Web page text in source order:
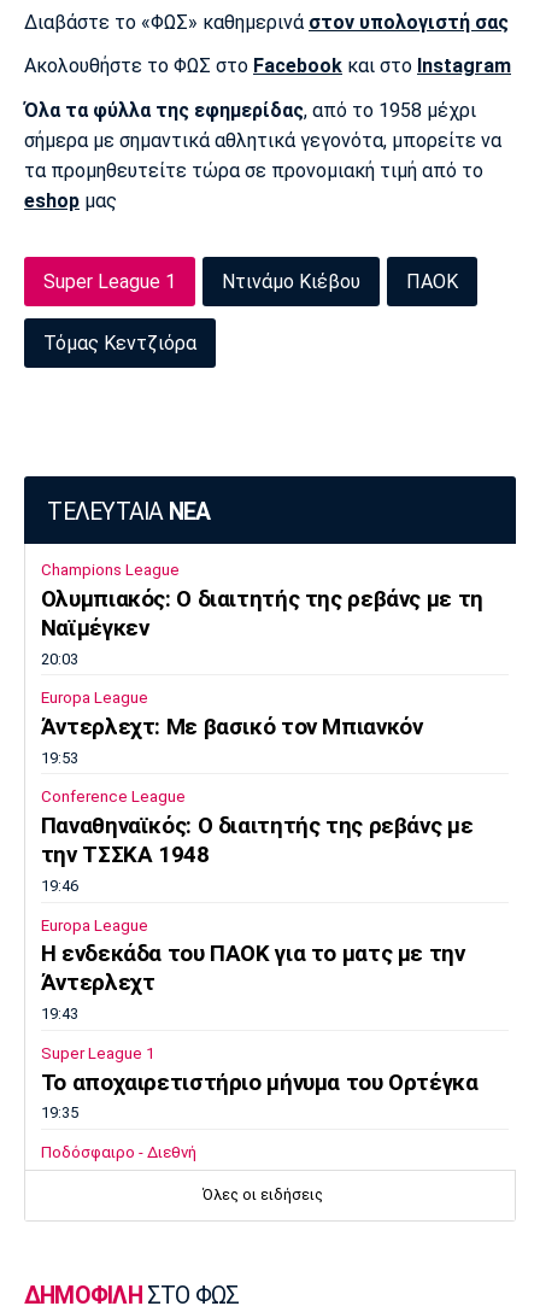
Πόρτο Μπενφίκα
Διαβάστε το «ΦΩΣ» καθημερινά στον υπολογιστή σας
Ακολουθήστε το ΦΩΣ στο Facebook και στο Instagram
Όλα τα φύλλα της εφημερίδας, από το 1958 μέχρι
σήμερα με σημαντικά αθλητικά γεγονότα, μπορείτε να
τα προμηθευτείτε τώρα σε προνομιακή τιμή από το
eshop μας
Super League 1 Ντινάμο Κιέβου ΠΑΟΚ
Τόμας Κεντζιόρα
ΤΕΛΕΥΤΑΙΑ ΝΕΑ
Champions League
Ολυμπιακός: Ο διαιτητής της ρεβάνς με τη
Ναϊμέγκεν
20:03
Europa League
Άντερλεχτ: Με βασικό τον Μπιανκόν
19:53
Conference League
Παναθηναϊκός: Ο διαιτητής της ρεβάνς με
την ΤΣΣΚΑ 1948
19:46
Europa League
Η ενδεκάδα του ΠΑΟΚ για το ματς με την
Άντερλεχτ
19:43
Super League 1
Το αποχαιρετιστήριο μήνυμα του Ορτέγκα
19:35
Ποδόσφαιρο - Διεθνή
Επίσημο! Ο Ορτέγκα στη Ρίβερ Πλέιτ
Ολυμπιακός: Περιμένει τον Έσε
Όλες οι ειδήσεις
ΔΗΜΟΦΙΛΗ ΣΤΟ ΦΩΣ